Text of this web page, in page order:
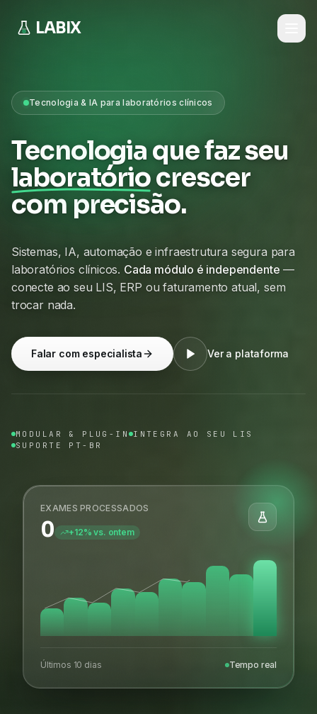
LABIX
Tecnologia & IA para laboratórios clínicos
Tecnologia que faz seu
laboratóriocrescer
com precisão.
Sistemas, IA, automação e infraestrutura segura para
laboratórios clínicos. Cada módulo é independente —
conecte ao seu LIS, ERP ou faturamento atual, sem
trocar nada.
Falar com especialista Ver a plataforma
MODULAR & PLUG-IN INTEGRA AO SEU LIS
SUPORTE PT-BR
EXAMES PROCESSADOS
0 +12% vs. ontem
Últimos 10 dias Tempo real